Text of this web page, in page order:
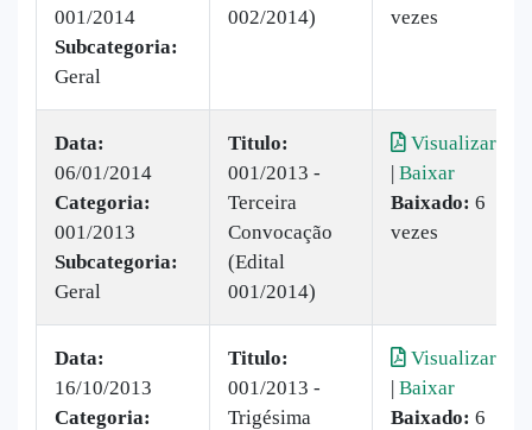
001/2014
Subcategoria:
Geral
002/2014)
vezes
Data:
06/01/2014
Categoria:
001/2013
Subcategoria:
Geral
Titulo:
001/2013 -
Terceira
Convocação
(Edital
001/2014)
Visualizar
| Baixar
Baixado: 6
vezes
Data:
16/10/2013
Categoria:
Titulo:
001/2013 -
Trigésima
Visualizar
| Baixar
Baixado: 6